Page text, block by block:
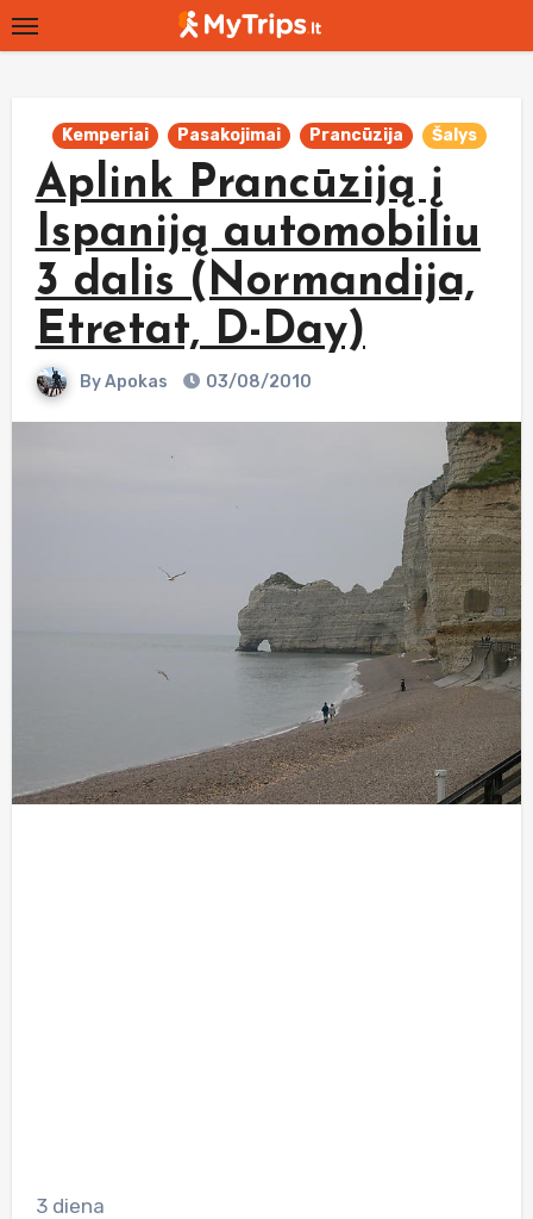
Skip
to
Kemperiai Pasakojimai Prancūzija Šalys
Aplink Prancūziją į
Ispaniją automobiliu
3 dalis (Normandija,
Etretat, D-Day)
ByApokas 03/08/2010
3 diena